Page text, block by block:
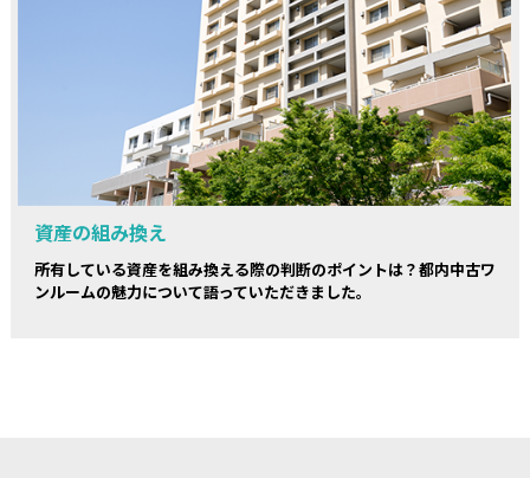
資産の組み換え
所有している資産を組み換える際の判断のポイントは？都内中古ワ
ンルームの魅力について語っていただきました。